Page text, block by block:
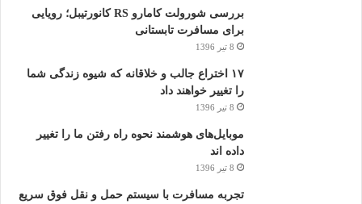
بررسی شورولت کامارو RS کانورتیبل؛ رویایی
برای مسافرت تابستانی
8 تیر 1396
۱۷ اختراع جالب و خلاقانه که شیوه زندگی شما
را تغییر خواهند داد
8 تیر 1396
موبایل‌های هوشمند نحوه راه رفتن ما را تغییر
داده اند
8 تیر 1396
تجربه مسافرت با سیستم حمل و نقل فوق سریع